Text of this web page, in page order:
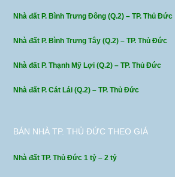
Nhà đất P. Bình Trưng Đông (Q.2) – TP. Thủ Đức
Nhà đất P. Bình Trưng Tây (Q.2) – TP. Thủ Đức
Nhà đất P. Thạnh Mỹ Lợi (Q.2) – TP. Thủ Đức
Nhà đất P. Cát Lái (Q.2) – TP. Thủ Đức
BÁN NHÀ TP. THỦ ĐỨC THEO GIÁ
Nhà đất TP. Thủ Đức 1 tỷ – 2 tỷ